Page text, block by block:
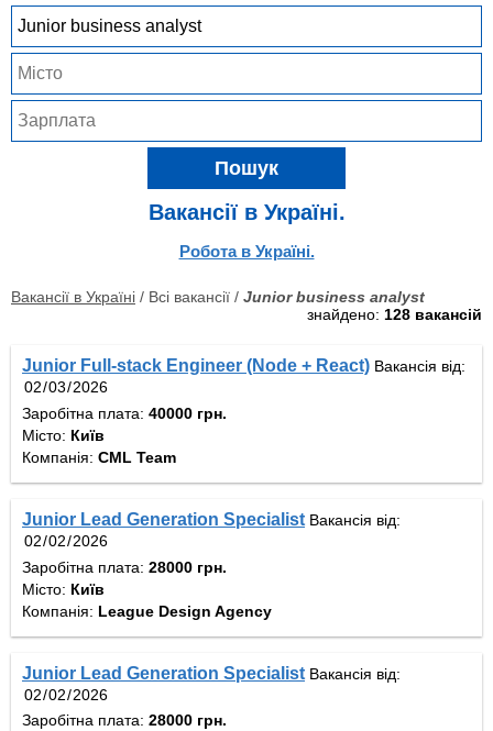
Пошук
Вакансії в Україні.
Робота в Україні.
Вакансії в Україні / Всі вакансії / Junior business analyst
знайдено: 128 вакансій
Junior Full-stack Engineer (Node + React) Вакансія від:
Заробітна плата: 40000 грн.
Місто: Київ
Компанія: CML Team
Junior Lead Generation Specialist Вакансія від:
Заробітна плата: 28000 грн.
Місто: Київ
Компанія: League Design Agency
Junior Lead Generation Specialist Вакансія від:
Заробітна плата: 28000 грн.